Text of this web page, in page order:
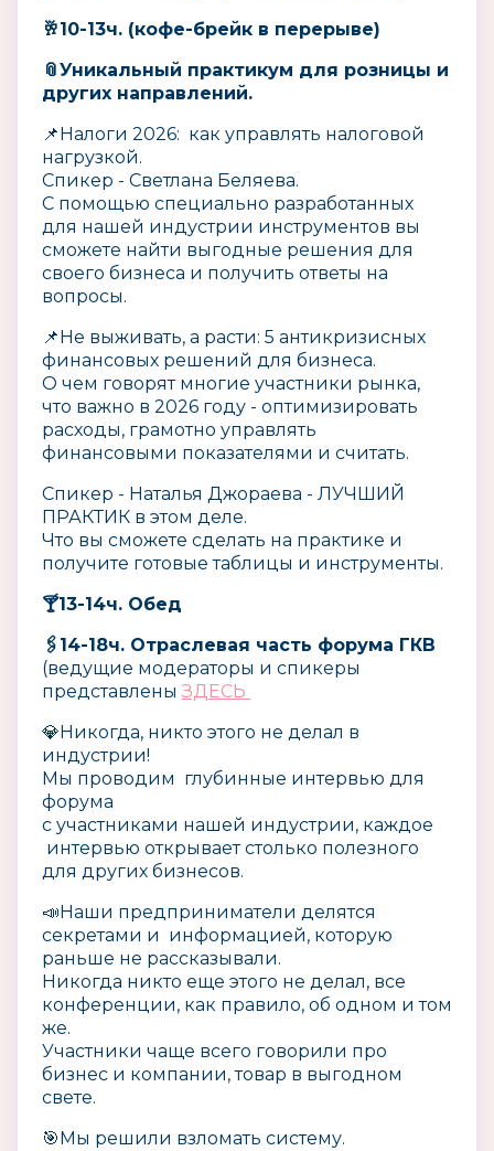
🥂10-13ч. (кофе-брейк в перерыве)
📎Уникальный практикум для розницы и
других направлений.
📌Налоги 2026: как управлять налоговой
нагрузкой.
Спикер - Светлана Беляева.
С помощью специально разработанных
для нашей индустрии инструментов вы
сможете найти выгодные решения для
своего бизнеса и получить ответы на
вопросы.
📌Не выживать, а расти: 5 антикризисных
финансовых решений для бизнеса.
О чем говорят многие участники рынка,
что важно в 2026 году - оптимизировать
расходы, грамотно управлять
финансовыми показателями и считать.
Спикер - Наталья Джораева - ЛУЧШИЙ
ПРАКТИК в этом деле.
Что вы сможете сделать на практике и
получите готовые таблицы и инструменты.
🍸13-14ч. Обед
🖇️14-18ч. Отраслевая часть форума ГКВ
(ведущие модераторы и спикеры
представленыЗДЕСЬ
💎Никогда, никто этого не делал в
индустрии!
Мы проводим глубинные интервью для
форума
с участниками нашей индустрии, каждое
интервью открывает столько полезного
для других бизнесов.
📣Наши предприниматели делятся
секретами и информацией, которую
раньше не рассказывали.
Никогда никто еще этого не делал, все
конференции, как правило, об одном и том
же.
Участники чаще всего говорили про
бизнес и компании, товар в выгодном
свете.
🎯Мы решили взломать систему.